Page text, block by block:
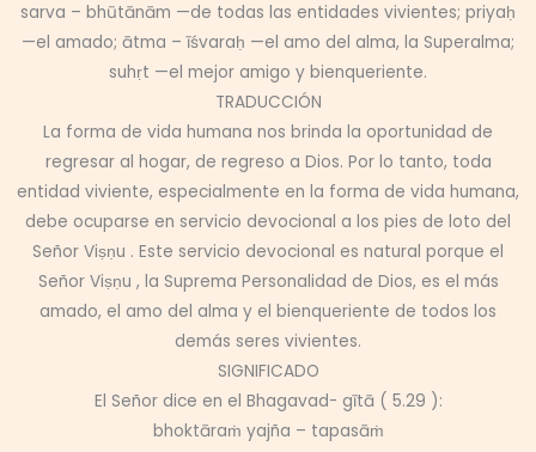
sarva – bhūtānām —de todas las entidades vivientes; priyaḥ
—el amado; ātma – īśvaraḥ —el amo del alma, la Superalma;
suhṛt —el mejor amigo y bienqueriente.
TRADUCCIÓN
La forma de vida humana nos brinda la oportunidad de
regresar al hogar, de regreso a Dios. Por lo tanto, toda
entidad viviente, especialmente en la forma de vida humana,
debe ocuparse en servicio devocional a los pies de loto del
Señor Viṣṇu . Este servicio devocional es natural porque el
Señor Viṣṇu , la Suprema Personalidad de Dios, es el más
amado, el amo del alma y el bienqueriente de todos los
demás seres vivientes.
SIGNIFICADO
El Señor dice en el Bhagavad- gītā ( 5.29 ):
bhoktāraṁ yajña – tapasāṁ